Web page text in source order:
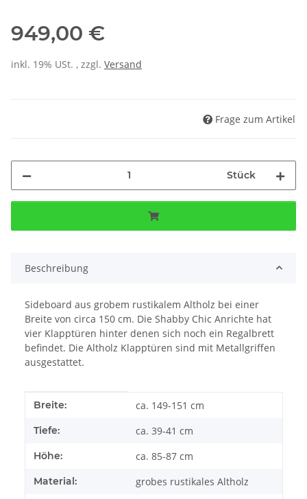
949,00 €
inkl. 19% USt. , zzgl. Versand
Frage zum Artikel
Stück
Beschreibung
Sideboard aus grobem rustikalem Altholz bei einer
Breite von circa 150 cm. Die Shabby Chic Anrichte hat
vier Klapptüren hinter denen sich noch ein Regalbrett
befindet. Die Altholz Klapptüren sind mit Metallgriffen
ausgestattet.
Produkteigenschaft
Wert
Breite: ca. 149-151 cm
Tiefe: ca. 39-41 cm
Höhe: ca. 85-87 cm
Material: grobes rustikales Altholz